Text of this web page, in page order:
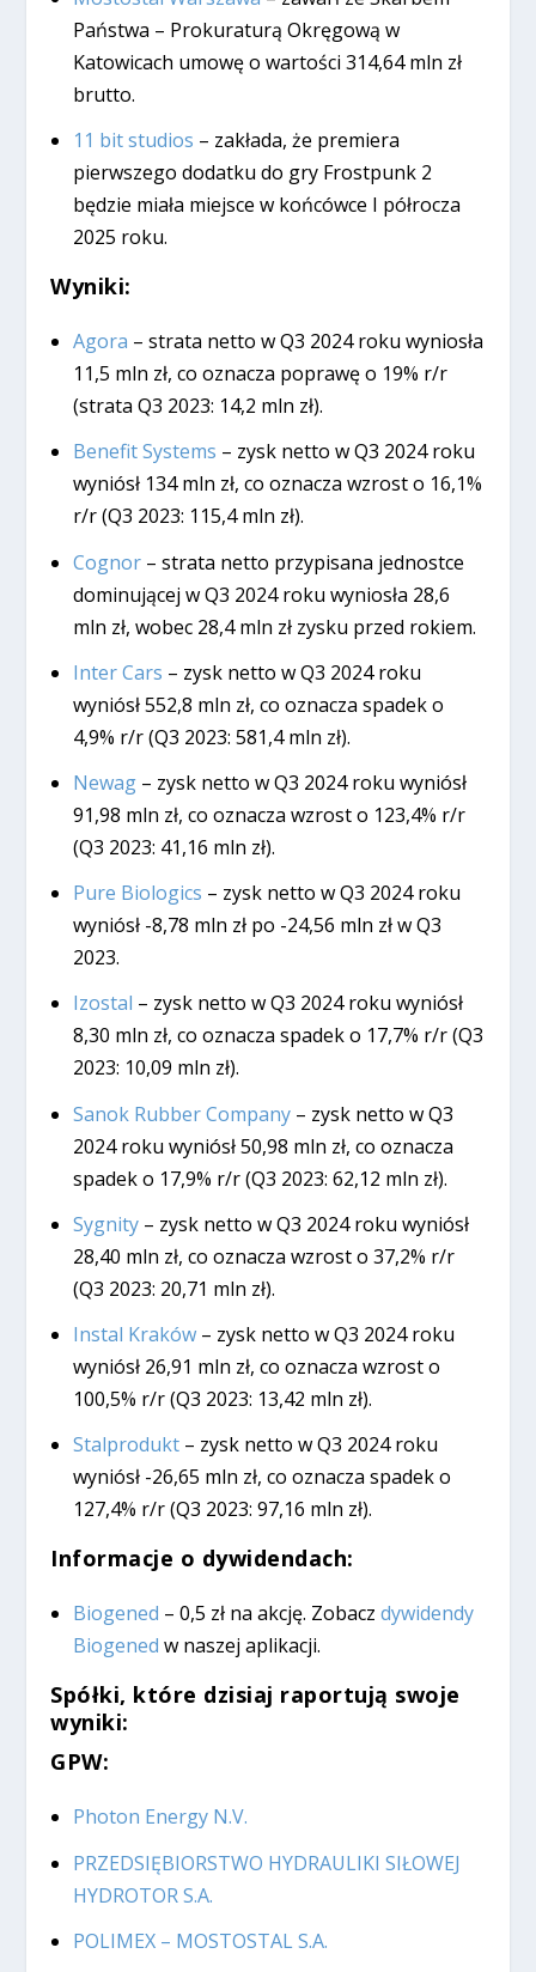
Państwa – Prokuraturą Okręgową w
Katowicach umowę o wartości 314,64 mln zł
brutto.
11 bit studios – zakłada, że premiera
pierwszego dodatku do gry Frostpunk 2
będzie miała miejsce w końcówce I półrocza
2025 roku.
Wyniki:
Agora – strata netto w Q3 2024 roku wyniosła
11,5 mln zł, co oznacza poprawę o 19% r/r
(strata Q3 2023: 14,2 mln zł).
Benefit Systems – zysk netto w Q3 2024 roku
wyniósł 134 mln zł, co oznacza wzrost o 16,1%
r/r (Q3 2023: 115,4 mln zł).
Cognor– strata netto przypisana jednostce
dominującej w Q3 2024 roku wyniosła 28,6
mln zł, wobec 28,4 mln zł zysku przed rokiem.
Inter Cars – zysk netto w Q3 2024 roku
wyniósł 552,8 mln zł, co oznacza spadek o
4,9% r/r (Q3 2023: 581,4 mln zł).
Newag– zysk netto w Q3 2024 roku wyniósł
91,98 mln zł, co oznacza wzrost o 123,4% r/r
(Q3 2023: 41,16 mln zł).
Pure Biologics – zysk netto w Q3 2024 roku
wyniósł -8,78 mln zł po -24,56 mln zł w Q3
2023.
Izostal – zysk netto w Q3 2024 roku wyniósł
8,30 mln zł, co oznacza spadek o 17,7% r/r (Q3
2023: 10,09 mln zł).
Sanok Rubber Company– zysk netto w Q3
2024 roku wyniósł 50,98 mln zł, co oznacza
spadek o 17,9% r/r (Q3 2023: 62,12 mln zł).
Sygnity– zysk netto w Q3 2024 roku wyniósł
28,40 mln zł, co oznacza wzrost o 37,2% r/r
(Q3 2023: 20,71 mln zł).
Instal Kraków– zysk netto w Q3 2024 roku
wyniósł 26,91 mln zł, co oznacza wzrost o
100,5% r/r (Q3 2023: 13,42 mln zł).
Stalprodukt– zysk netto w Q3 2024 roku
wyniósł -26,65 mln zł, co oznacza spadek o
127,4% r/r (Q3 2023: 97,16 mln zł).
Informacje o dywidendach:
Biogened – 0,5 zł na akcję. Zobacz dywidendy
Biogened w naszej aplikacji.
Spółki, które dzisiaj raportują swoje
wyniki:
GPW:
Photon Energy N.V.
PRZEDSIĘBIORSTWO HYDRAULIKI SIŁOWEJ
HYDROTOR S.A.
POLIMEX – MOSTOSTAL S.A.